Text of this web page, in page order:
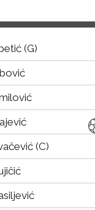
(G)
(C)